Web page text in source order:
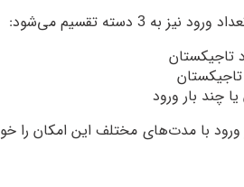
3 دسته تقسیم می‌شود:
تاجیکستان
تاجیکستان
چند بار ورود
ورود با مدت‌های مختلف این امکان را